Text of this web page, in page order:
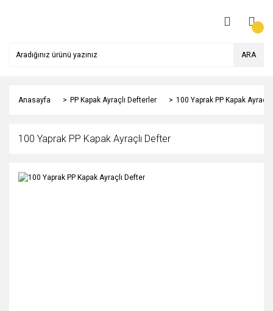
ARA
Anasayfa PP Kapak Ayraçlı Defterler 100 Yaprak PP Kapak
100 Yaprak PP Kapak Ayraçlı Defter